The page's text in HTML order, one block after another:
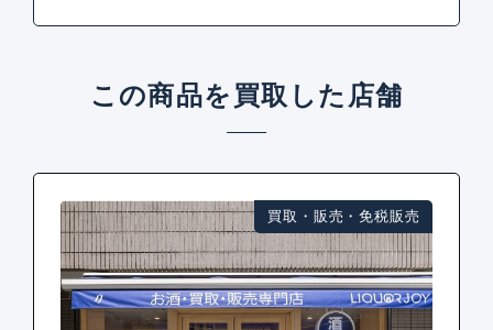
この商品を買取した店舗
買取・販売・免税販売